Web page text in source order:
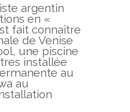
argentin
en «
fait connaître
de Venise
une piscine
installée
au
au